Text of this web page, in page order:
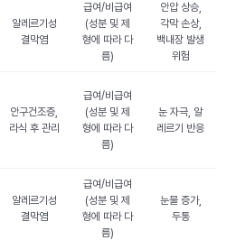
알레르기성
결막염
급여/비급여
(성분 및 제
형에 따라 다
름)
안압 상승,
각막 손상,
백내장 발생
위험
안구건조증,
라식 후 관리
급여/비급여
(성분 및 제
형에 따라 다
름)
눈 자극, 알
레르기 반응
알레르기성
결막염
급여/비급여
(성분 및 제
형에 따라 다
름)
눈물 증가,
두통